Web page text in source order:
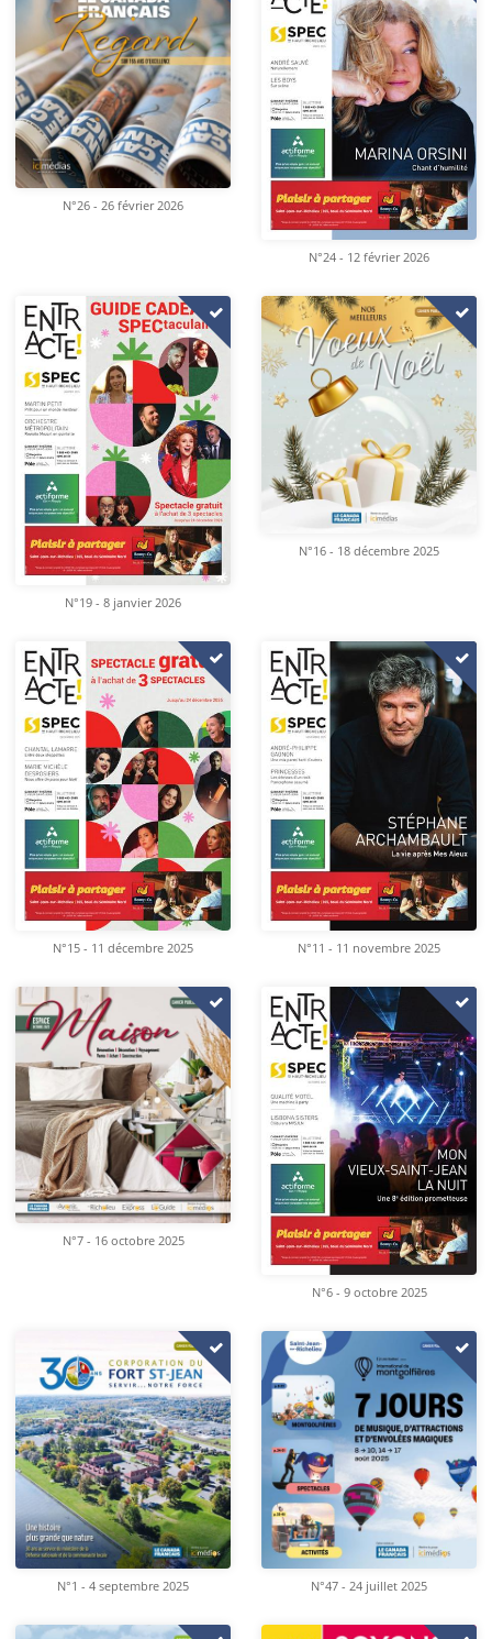
N°26 - 26 février 2026
N°24 - 12 février 2026
N°19 - 8 janvier 2026
N°16 - 18 décembre 2025
N°15 - 11 décembre 2025 N°11 - 11 novembre 2025
N°7 - 16 octobre 2025
N°6 - 9 octobre 2025
N°1 - 4 septembre 2025 N°47 - 24 juillet 2025